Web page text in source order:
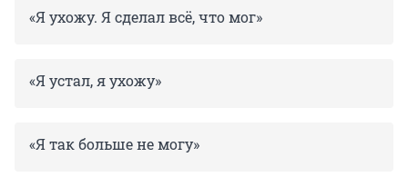
«Я ухожу. Я сделал всё, что мог»
«Я устал, я ухожу»
«Я так больше не могу»